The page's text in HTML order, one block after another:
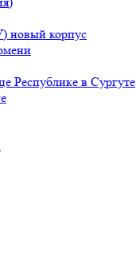
новый корпус
Республике в Сургуте